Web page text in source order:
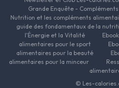
Grande Enquête -
Nutrition et les compléments
guide des fondamentaux de la
l'Énergie et la Vitalité
alimentaires pour le sport
alimentaires pour la beauté
alimentaires pour la minceur
© Les-